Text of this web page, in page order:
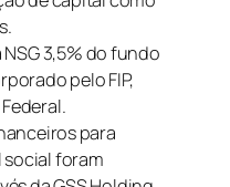
3,5% do fundo
pelo FIP,
para
foram